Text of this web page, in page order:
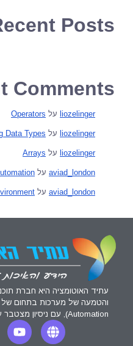
Posts
Comments
liozelinger על Operators
liozelinger על Data Types
liozelinger על Arrays
aviad_london על
aviad_london על
עתיד האוטומציה היא חברת
Automation), עם ניסיון מצטבר עשיר ומספר רב של לקוחות מרוצים.